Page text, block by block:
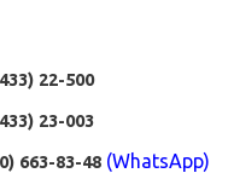
22-500
23-003
663-83-48 (WhatsApp)